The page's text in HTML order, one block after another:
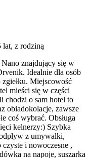
lat, z rodziną
znajdujący się w
Idealnie dla osób
Miejscowość
mieści się w części
chodzi o sam hotel to
obiadokolacje, zawsze
coś wybrać. Obsługa
kelnerzy:) Szybka
z umywalki,
i nowoczesne ,
na napoje, suszarka